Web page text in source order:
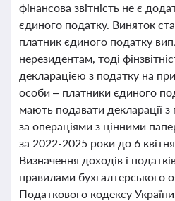
фінансова звітність не є
єдиного податку. Виняток
платник єдиного податку
нерезидентам, тоді
декларацією з податку на
особи – платники єдиного
мають подавати декларації
за операціями з цінними
за 2022-2025 роки до 6
Визначення доходів і
правилами бухгалтерського
Податкового кодексу